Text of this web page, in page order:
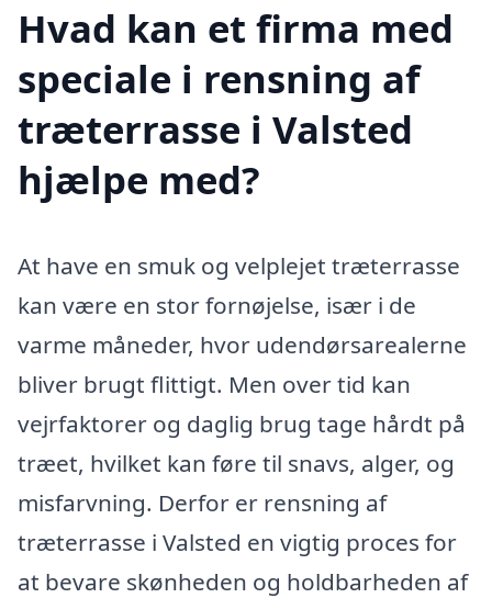
Hvad kan et firma med
speciale i rensning af
træterrasse i Valsted
hjælpe med?
At have en smuk og velplejet træterrasse
kan være en stor fornøjelse, især i de
varme måneder, hvor udendørsarealerne
bliver brugt flittigt. Men over tid kan
vejrfaktorer og daglig brug tage hårdt på
træet, hvilket kan føre til snavs, alger, og
misfarvning. Derfor er rensning af
træterrasse i Valsted en vigtig proces for
at bevare skønheden og holdbarheden af